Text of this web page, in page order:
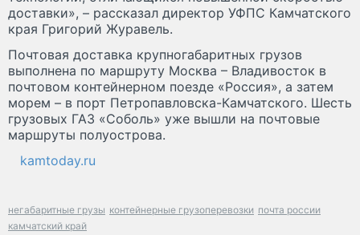
доставки», – рассказал директор УФПС Камчатского
края Григорий Журавель.
Почтовая доставка крупногабаритных грузов
выполнена по маршруту Москва – Владивосток в
почтовом контейнерном поезде «Россия», а затем
морем – в порт Петропавловска-Камчатского. Шесть
грузовых ГАЗ «Соболь» уже вышли на почтовые
маршруты полуострова.
kamtoday.ru
негабаритные грузы контейнерные грузоперевозки почта россии
камчатский край